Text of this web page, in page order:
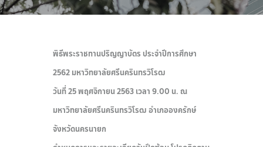
พิธีพระราชทานปริญญาบัตร ประจำปีการศึกษา
2562 มหาวิทยาลัยศรีนครินทรวิโรฒ
วันที่ 25 พฤศจิกายน 2563 เวลา 9.00 น. ณ
มหาวิทยาลัยศรีนครินทรวิโรฒ อำเภอองครักษ์
จังหวัดนครนายก